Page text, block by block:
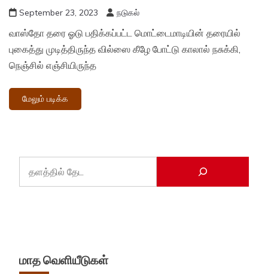
September 23, 2023 நடுகல்
வாஸ்தோ தரை ஓடு பதிக்கப்பட்ட மொட்டைமாடியின் தரையில்
புகைத்து முடித்திருந்த வில்ஸை கீழே போட்டு காலால் நசுக்கி,
நெஞ்சில் எஞ்சியிருந்த
மேலும் படிக்க
மாத வெளியீடுகள்